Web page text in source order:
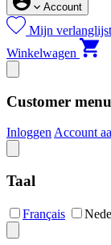
Account
Mijn verlanglijst
Winkelwagen
Customer menu
InloggenAccount
Taal
Français